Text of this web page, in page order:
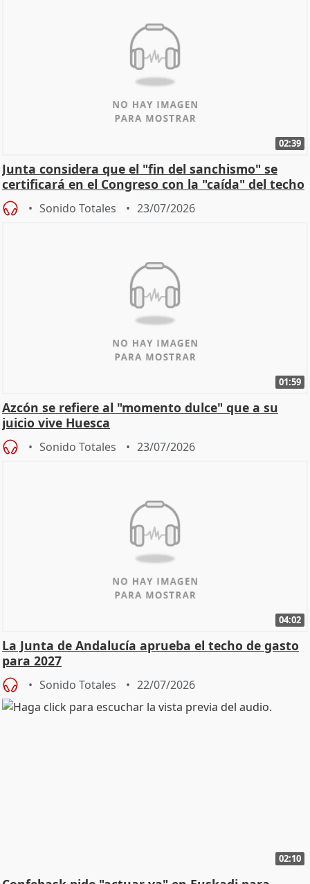
02:39
Junta considera que el "fin del sanchismo" se
certificará en el Congreso con la "caída" del techo
de
Sonido Totales 23/07/2026
01:59
Azcón se refiere al "momento dulce" que a su
juicio vive Huesca
Sonido Totales 23/07/2026
04:02
La Junta de Andalucía aprueba el techo de gasto
para 2027
Sonido Totales 22/07/2026
02:10